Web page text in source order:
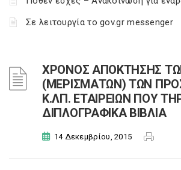
Σε λειτουργία το gov.gr messenger
ΧΡΟΝΟΣ ΑΠΟΚΤΗΣΗΣ
(ΜΕΡΙΣΜΑΤΩΝ) ΤΩΝ
Κ.ΛΠ. ΕΤΑΙΡΕΙΩΝ ΠΟΥ
ΔΙΠΛΟΓΡΑΦΙΚΑ ΒΙΒΛΙΑ
14 Δεκεμβρίου, 2015